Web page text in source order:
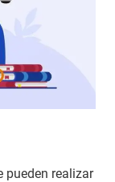
pueden realizar